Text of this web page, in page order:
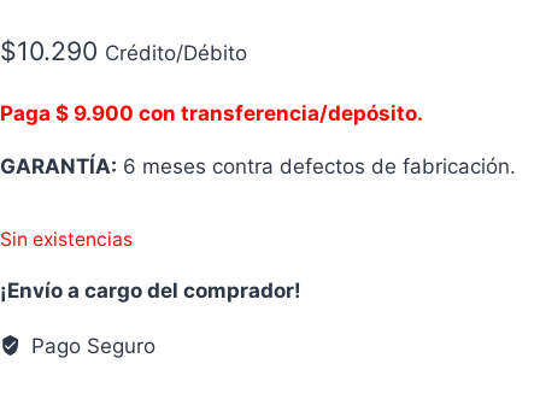
$10.290 Crédito/Débito
Paga $ 9.900 con transferencia/depósito.
GARANTÍA: 6 meses contra defectos de fabricación.
Sin existencias
¡Envío a cargo del comprador!
Pago Seguro